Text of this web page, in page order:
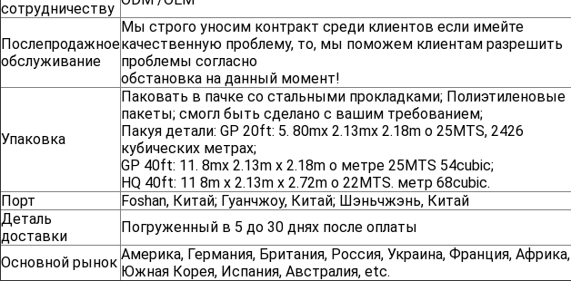
сотрудничеству
Послепродажное
обслуживание
Мы строго уносим контракт среди клиентов если имейте
качественную проблему, то, мы поможем клиентам разрешить
проблемы согласно
обстановка на данный момент!
Упаковка
Паковать в пачке со стальными прокладками; Полиэтиленовые
пакеты; смогл быть сделано с вашим требованием;
Пакуя детали: GP 20ft: 5. 80mx 2.13mx 2.18m о 25MTS, 2426
кубических метрах;
GP 40ft: 11. 8mx 2.13m x 2.18m о метре 25MTS 54cubic;
HQ 40ft: 11 8m x 2.13m x 2.72m о 22MTS. метр 68cubic.
Порт
Foshan, Китай; Гуанчжоу, Китай; Шэньчжэнь, Китай
Деталь
доставки
Погруженный в 5 до 30 днях после оплаты
Основной рынок Америка, Германия, Британия, Россия, Украина, Франция, Африка,
Южная Корея, Испания, Австралия, etc.